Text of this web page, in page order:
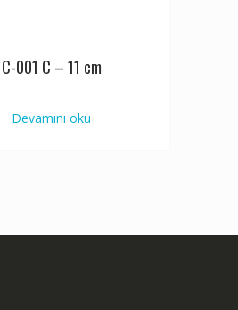
C-001 C – 11 cm
Devamını oku